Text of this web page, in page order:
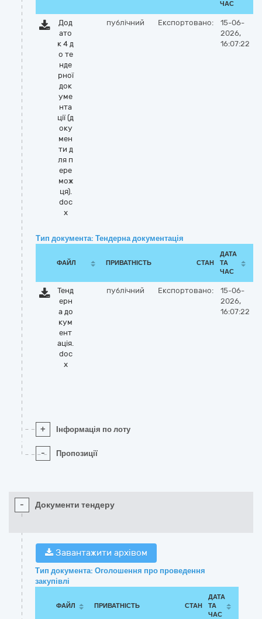
ЧАС
Дод
ато
к 4 д
о те
нде
рної
док
уме
нта
ції (д
оку
мен
ти д
ля п
ере
мож
ця).
doc
x
публічний Експортовано:
15-06-
2026,
16:07:22
Тип документа: Тендерна документація
ФАЙЛ ПРИВАТНІСТЬ СТАН
ДАТА
ТА
ЧАС
Тенд
ерн
а до
кум
ент
ація.
doc
x
публічний Експортовано:
15-06-
2026,
16:07:22
+ Інформація по лоту
- Пропозиції
- Документи тендеру
Завантажити архівом
Тип документа: Оголошення про проведення
закупівлі
ФАЙЛ ПРИВАТНІСТЬ СТАН
ДАТА
ТА
ЧАС